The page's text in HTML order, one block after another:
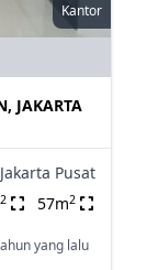
Kantor
JAKARTA
Jakarta Pusat
2 57m2
yang lalu